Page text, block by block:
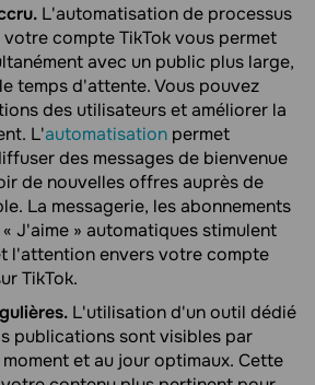
L'automatisation de processus
compte TikTok vous permet
avec un public plus large,
temps d'attente. Vous pouvez
des utilisateurs et améliorer la
L'automatisation permet
des messages de bienvenue
de nouvelles offres auprès de
La messagerie, les abonnements
J'aime » automatiques stimulent
l'attention envers votre compte
TikTok.
L'utilisation d'un outil dédié
publications sont visibles par
et au jour optimaux. Cette